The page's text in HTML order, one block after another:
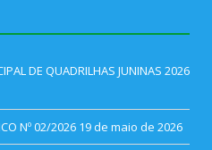
DE QUADRILHAS JUNINAS 2026
Nº 02/2026 19 de maio de 2026